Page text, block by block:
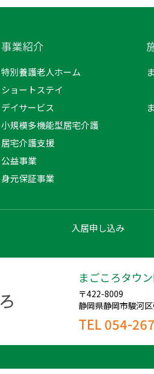
事業紹介
特別養護老人ホーム
ショートステイ
デイサービス
小規模多機能型居宅介護
居宅介護支援
公益事業
身元保証事業
入居申し込み
まごころタウ
〒422-8009
静岡県静岡市駿河
TEL 054-